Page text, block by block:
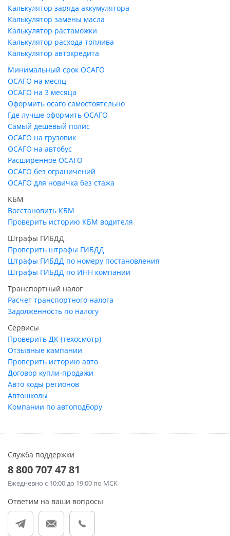
Калькулятор заряда аккумулятора
Калькулятор замены масла
Калькулятор растаможки
Калькулятор расхода топлива
Калькулятор автокредита
Минимальный срок ОСАГО
ОСАГО на месяц
ОСАГО на 3 месяца
Оформить осаго самостоятельно
Где лучше оформить ОСАГО
Самый дешевый полис
ОСАГО на грузовик
ОСАГО на автобус
Расширенное ОСАГО
ОСАГО без ограничений
ОСАГО для новичка без стажа
КБМ
Восстановить КБМ
Проверить историю КБМ водителя
Штрафы ГИБДД
Проверить штрафы ГИБДД
Штрафы ГИБДД по номеру постановления
Штрафы ГИБДД по ИНН компании
Транспортный налог
Расчет транспортного налога
Задолженность по налогу
Сервисы
Проверить ДК (техосмотр)
Отзывные кампании
Проверить историю авто
Договор купли-продажи
Авто коды регионов
Автошколы
Компании по автоподбору
Служба поддержки
8 800 707 47 81
Ежедневно с 10:00 до 19:00 по МСК
Ответим на ваши вопросы